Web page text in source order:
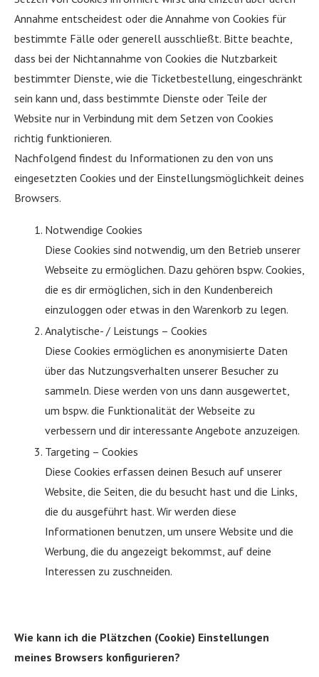
Annahme entscheidest oder die Annahme von Cookies für
bestimmte Fälle oder generell ausschließt. Bitte beachte,
dass bei der Nichtannahme von Cookies die Nutzbarkeit
bestimmter Dienste, wie die Ticketbestellung, eingeschränkt
sein kann und, dass bestimmte Dienste oder Teile der
Website nur in Verbindung mit dem Setzen von Cookies
richtig funktionieren.
Nachfolgend findest du Informationen zu den von uns
eingesetzten Cookies und der Einstellungsmöglichkeit deines
Browsers.
Notwendige Cookies
Diese Cookies sind notwendig, um den Betrieb unserer
Webseite zu ermöglichen. Dazu gehören bspw. Cookies,
die es dir ermöglichen, sich in den Kundenbereich
einzuloggen oder etwas in den Warenkorb zu legen.
Analytische- / Leistungs – Cookies
Diese Cookies ermöglichen es anonymisierte Daten
über das Nutzungsverhalten unserer Besucher zu
sammeln. Diese werden von uns dann ausgewertet,
um bspw. die Funktionalität der Webseite zu
verbessern und dir interessante Angebote anzuzeigen.
Targeting – Cookies
Diese Cookies erfassen deinen Besuch auf unserer
Website, die Seiten, die du besucht hast und die Links,
die du ausgeführt hast. Wir werden diese
Informationen benutzen, um unsere Website und die
Werbung, die du angezeigt bekommst, auf deine
Interessen zu zuschneiden.
Wie kann ich die Plätzchen (Cookie) Einstellungen
meines Browsers konfigurieren?